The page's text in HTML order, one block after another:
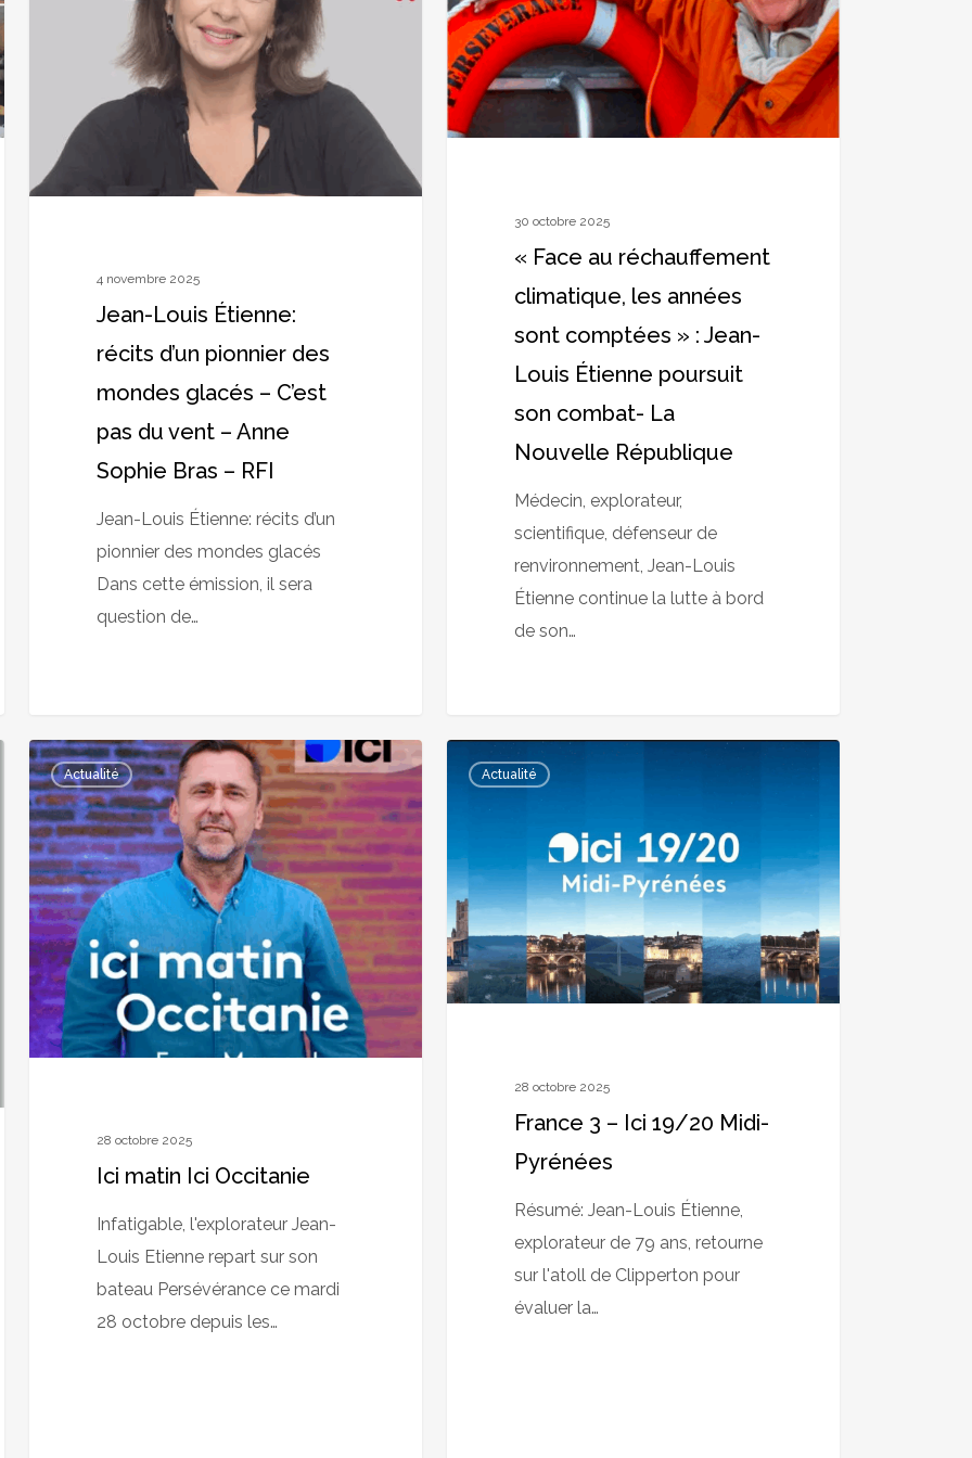
mondes
glacés
–
4 novembre 2025
Jean-Louis Étienne:
récits d’un pionnier des
mondes glacés – C’est
pas du vent – Anne
Sophie Bras – RFI
Jean-Louis Étienne: récits d’un
pionnier des mondes glacés
Dans cette émission, il sera
question de…
climatique,
les
années
sont
combat-
République
30 octobre 2025
« Face au réchauffement
climatique, les années
sont comptées » : Jean-
Louis Étienne poursuit
son combat- La
Nouvelle République
Médecin, explorateur,
scientifique, défenseur de
renvironnement, Jean-Louis
Étienne continue la lutte à bord
de son…
Ici
matin
Ici
Occitanie
Actualité
28 octobre 2025
Ici matin Ici Occitanie
Infatigable, l'explorateur Jean-
Louis Etienne repart sur son
bateau Persévérance ce mardi
28 octobre depuis les…
19/20
Midi-
Pyrénées
Actualité
28 octobre 2025
France 3 – Ici 19/20 Midi-
Pyrénées
Résumé: Jean-Louis Étienne,
explorateur de 79 ans, retourne
sur l'atoll de Clipperton pour
évaluer la…